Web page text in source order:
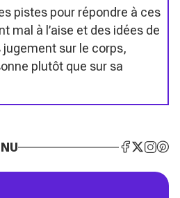
pistes pour répondre à ces
mal à l’aise et des idées de
sur le corps,
plutôt que sur sa